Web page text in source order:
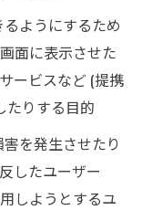
ようにするため
面に表示させた
ービスなど (提携
たりする目的
を発生させたり
したユーザー
しようとするユ